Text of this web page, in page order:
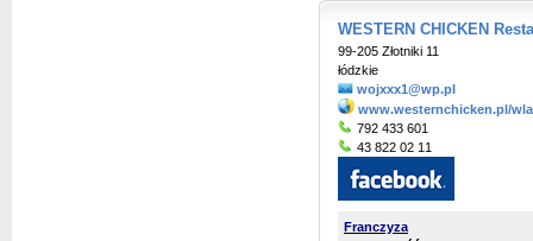
WESTERN CHICKEN
99-205 Złotniki 11
łódzkie
wojxxx1@wp.pl
www.westernchicken.pl/
792 433 601
43 822 02 11
Franczyza